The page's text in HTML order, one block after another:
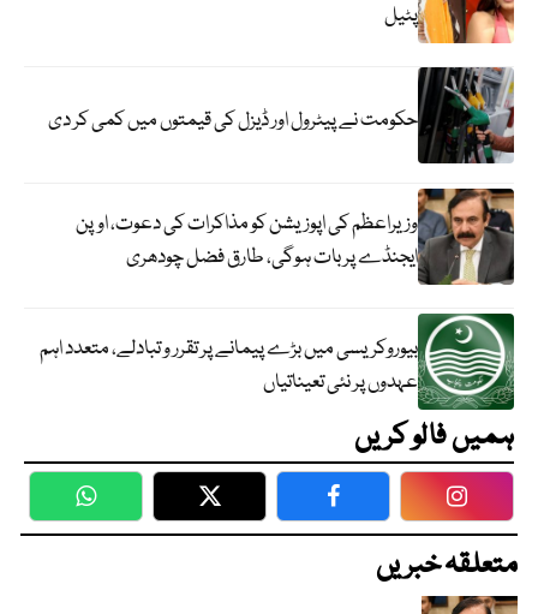
پٹیل
حکومت نے پیٹرول اور ڈیزل کی قیمتوں میں کمی کر دی
وزیراعظم کی اپوزیشن کو مذاکرات کی دعوت، اوپن
ایجنڈے پر بات ہوگی، طارق فضل چودھری
بیوروکریسی میں بڑے پیمانے پر تقرر و تبادلے، متعدد اہم
عہدوں پر نئی تعیناتیاں
ہمیں فالو کریں
WhatsApp Twitter Facebook
متعلقہ خبریں